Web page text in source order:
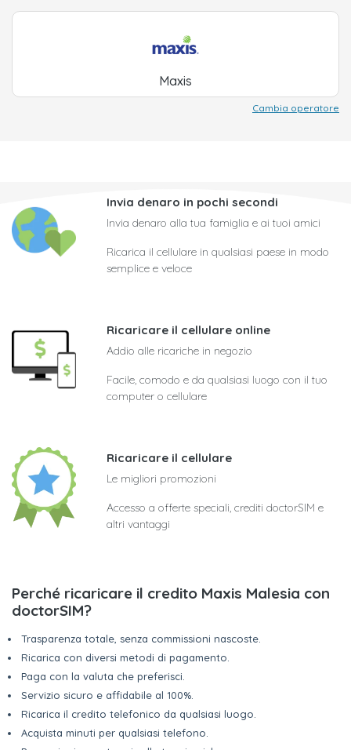
Maxis
Cambia operatore
Invia denaro in pochi secondi
Invia denaro alla tua famiglia e ai tuoi amici
Ricarica il cellulare in qualsiasi paese in modo
semplice e veloce
Ricaricare il cellulare online
Addio alle ricariche in negozio
Facile, comodo e da qualsiasi luogo con il tuo
computer o cellulare
Ricaricare il cellulare
Le migliori promozioni
Accesso a offerte speciali, crediti doctorSIM e
altri vantaggi
Perché ricaricare il credito Maxis Malesia con
doctorSIM?
Trasparenza totale, senza commissioni nascoste.
Ricarica con diversi metodi di pagamento.
Paga con la valuta che preferisci.
Servizio sicuro e affidabile al 100%.
Ricarica il credito telefonico da qualsiasi luogo.
Acquista minuti per qualsiasi telefono.